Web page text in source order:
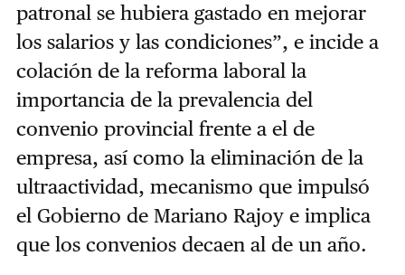
patronal se hubiera gastado en mejorar
los salarios y las condiciones”, e incide a
colación de la reforma laboral la
importancia de la prevalencia del
convenio provincial frente a el de
empresa, así como la eliminación de la
ultraactividad, mecanismo que impulsó
el Gobierno de Mariano Rajoy e implica
que los convenios decaen al de un año.